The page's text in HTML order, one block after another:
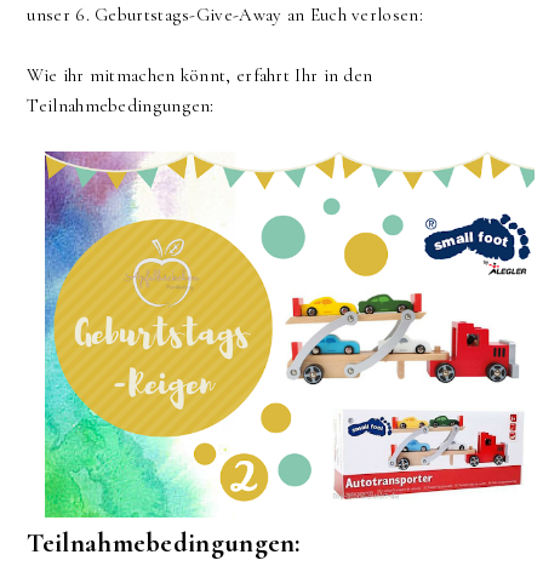
unser 6. Geburtstags-Give-Away an Euch verlosen:
Wie ihr mitmachen könnt, erfahrt Ihr in den
Teilnahmebedingungen:
Teilnahmebedingungen: